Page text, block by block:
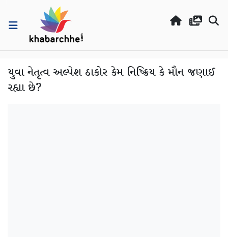
યુવા નેતૃત્વ અલ્પેશ ઠાકોર કેમ નિષ્ક્રિય કે મૌન જણાઈ
રહ્યા છે?